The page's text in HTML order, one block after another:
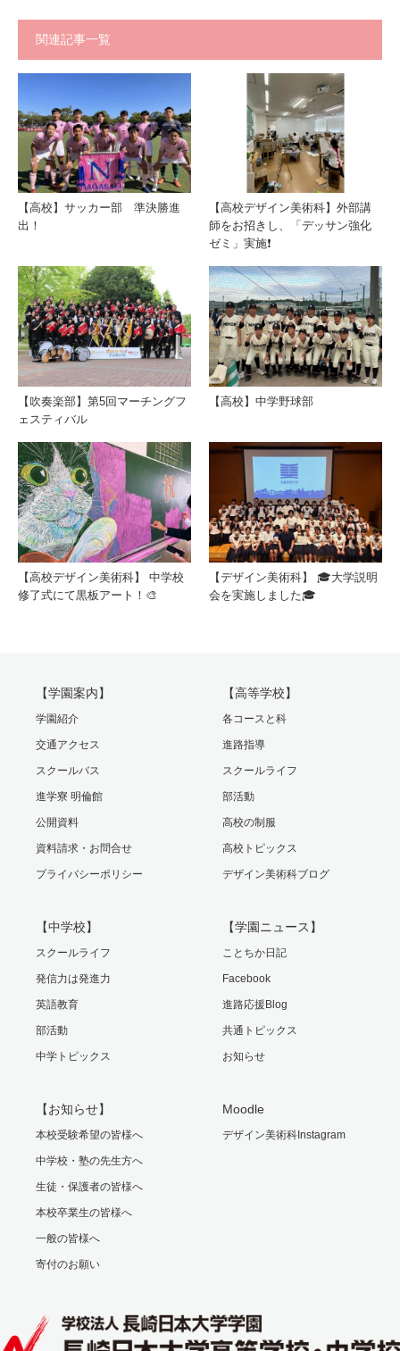
関連記事一覧
【高校】サッカー部 準決勝進
出！
【高校デザイン美術科】外部講
師をお招きし、「デッサン強化
ゼミ」実施❗️
【吹奏楽部】第5回マーチングフ
ェスティバル
【高校】中学野球部
【高校デザイン美術科】 中学校
修了式にて黒板アート！🎨
【デザイン美術科】 🎓大学説明
会を実施しました🎓
【学園案内】
学園紹介
交通アクセス
スクールバス
進学寮 明倫館
公開資料
資料請求・お問合せ
プライバシーポリシー
【高等学校】
各コースと科
進路指導
スクールライフ
部活動
高校の制服
高校トピックス
デザイン美術科ブログ
【中学校】
スクールライフ
発信力は発進力
英語教育
部活動
中学トピックス
【学園ニュース】
ことちか日記
Facebook
進路応援Blog
共通トピックス
お知らせ
【お知らせ】
本校受験希望の皆様へ
中学校・塾の先生方へ
生徒・保護者の皆様へ
本校卒業生の皆様へ
一般の皆様へ
寄付のお願い
Moodle
デザイン美術科Instagram